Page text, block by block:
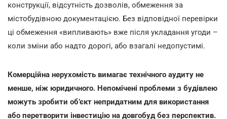
конструкції, відсутність дозволів, обмеження за
містобудівною документацією. Без відповідної перевірки
ці обмеження «випливають» вже після укладання угоди –
коли зміни або надто дорогі, або взагалі недопустимі.
Комерційна нерухомість вимагає технічного аудиту не
менше, ніж юридичного. Непомічені проблеми з будівлею
можуть зробити об’єкт непридатним для використання
або перетворити інвестицію на довгобуд без перспектив.